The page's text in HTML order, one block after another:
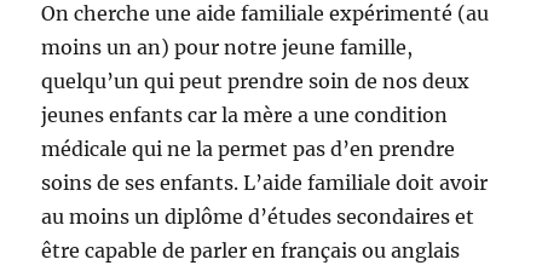
On cherche une aide familiale expérimenté (au
moins un an) pour notre jeune famille,
quelqu’un qui peut prendre soin de nos deux
jeunes enfants car la mère a une condition
médicale qui ne la permet pas d’en prendre
soins de ses enfants. L’aide familiale doit avoir
au moins un diplôme d’études secondaires et
être capable de parler en français ou anglais